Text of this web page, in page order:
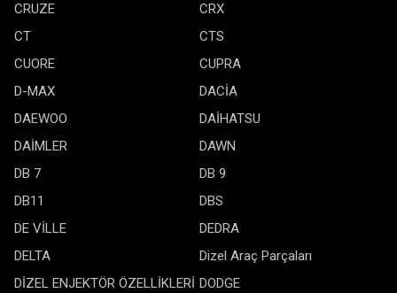
CRUZE
CRX
CT
CTS
CUORE
CUPRA
D-MAX
DACİA
DAEWOO
DAİHATSU
DAİMLER
DAWN
DB 7
DB 9
DB11
DBS
DE VİLLE
DEDRA
DELTA
Dizel Araç Parçaları
DİZEL ENJEKTÖR ÖZELLİKLERİ DODGE